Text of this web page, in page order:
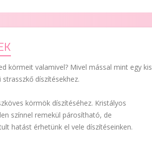
körmeit valamivel? Mivel mással mint egy kis
strasszkő díszítésekhez.
körmök díszítéséhez. Kristályos
színnel remekül párosítható, de
hatást érhetünk el vele díszítéseinken.